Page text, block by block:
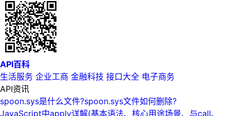
API百科
生活服务 企业工商 金融科技 接口大全 电子商务
API资讯
spoon.sys是什么文件?spoon.sys文件如何删除?
JavaScript中apply详解(基本语法、核心用途场景、与call、